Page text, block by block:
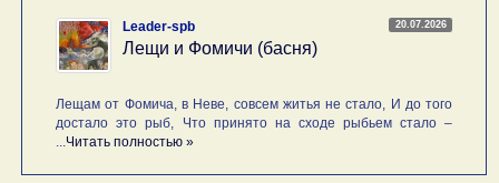
20.07.2026
Leader-spb
Лещи и Фомичи (басня)
Лещам от Фомича, в Неве, совсем житья не стало, И до того
достало это рыб, Что принято на сходе рыбьем стало –
Читать полностью »